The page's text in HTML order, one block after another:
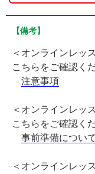
【備考】
＜オンラインレッ
こちらをご確認く
注意事項
＜オンラインレッ
こちらをご確認く
事前準備について
＜オンラインレッ